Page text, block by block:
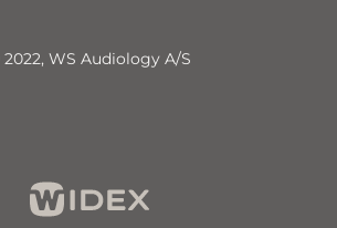
WS Audiology A/S